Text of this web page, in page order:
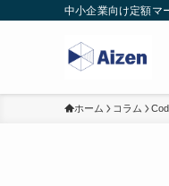
中小企業向け定額マ
ホーム コラム